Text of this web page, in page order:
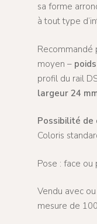
sa forme
à tout type
Recommandé
moyen –
profil du rail
largeur 24
Possibilité
Coloris
Pose : face
Vendu avec
mesure de